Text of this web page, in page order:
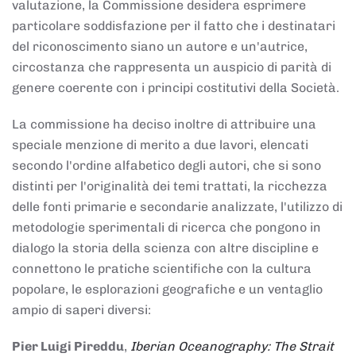
valutazione, la Commissione desidera esprimere
particolare soddisfazione per il fatto che i destinatari
del riconoscimento siano un autore e un'autrice,
circostanza che rappresenta un auspicio di parità di
genere coerente con i principi costitutivi della Società.
La commissione ha deciso inoltre di attribuire una
speciale menzione di merito a due lavori, elencati
secondo l'ordine alfabetico degli autori, che si sono
distinti per l'originalità dei temi trattati, la ricchezza
delle fonti primarie e secondarie analizzate, l'utilizzo di
metodologie sperimentali di ricerca che pongono in
dialogo la storia della scienza con altre discipline e
connettono le pratiche scientifiche con la cultura
popolare, le esplorazioni geografiche e un ventaglio
ampio di saperi diversi:
Pier Luigi Pireddu, Iberian Oceanography: The Strait